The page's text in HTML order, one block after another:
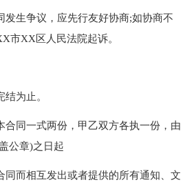
生争议，应先行友好协商;如协商不
市XX区人民法院起诉。
为止。
同一式两份，甲乙双方各执一份，由
公章)之日起
而相互发出或者提供的所有通知、文